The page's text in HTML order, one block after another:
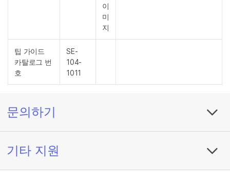
이
미
지
팁 가이드
카탈로그 번
호
SE-
104-
1011
문의하기
기타 지원